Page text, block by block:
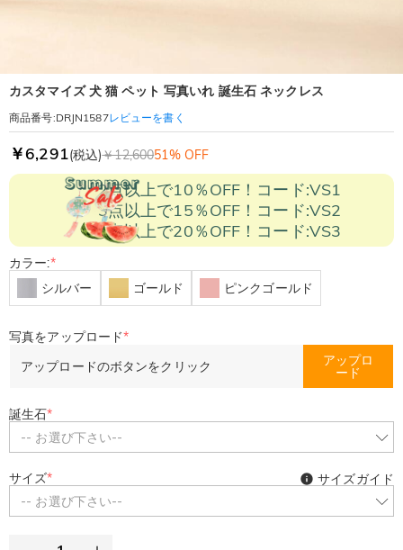
カスタマイズ 犬 猫 ペット 写真いれ 誕生石 ネックレス
商品番号:DRJN1587レビューを書く
￥6,291(税込)￥12,60051% OFF
2点以上で10％OFF！コード:VS1
3点以上で15％OFF！コード:VS2
5点以上で20％OFF！コード:VS3
カラー:*
シルバー
ゴールド ピンクゴールド
写真をアップロード*
アップロードのボタンをクリック
アップロ
ード
誕生石*
-- お選び下さい--
サイズ*
-- お選び下さい--
サイズガイド